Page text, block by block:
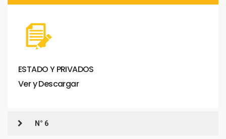
ESTADOY PRIVADOS
VeryDescargar
N° 6